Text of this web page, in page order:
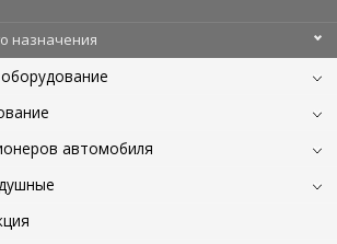
назначения
автомобиля